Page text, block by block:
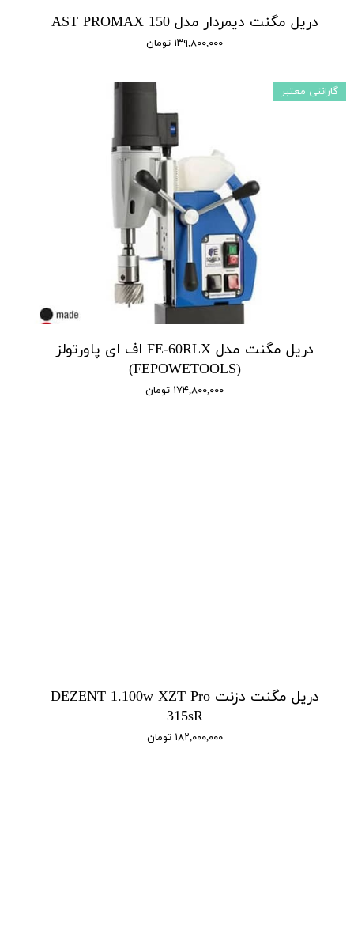
دریل مگنت دیمردار مدل AST PROMAX 150
۱۳۹,۸۰۰,۰۰۰ تومان
دریل مگنت مدل FE-60RLX اف ای پاورتولز
(FEPOWETOOLS)
۱۷۴,۸۰۰,۰۰۰ تومان
گارانتی معتبر
دریل مگنت دزنت DEZENT 1.100w XZT Pro
315sR
۱۸۲,۰۰۰,۰۰۰ تومان